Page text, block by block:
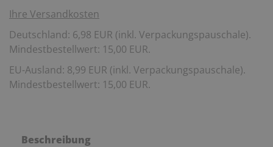
Ihre Versandkosten
Deutschland: 6,98 EUR (inkl. Verpackungspauschale).
Mindestbestellwert: 15,00 EUR.
EU-Ausland: 8,99 EUR (inkl. Verpackungspauschale).
Mindestbestellwert: 15,00 EUR.
Beschreibung